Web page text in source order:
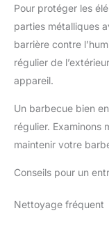
Pour protéger les
parties métalliques
barrière contre
régulier de
appareil.
Un barbecue bien
régulier. Examinons
maintenir votre
Conseils pour un
Nettoyage fréquent